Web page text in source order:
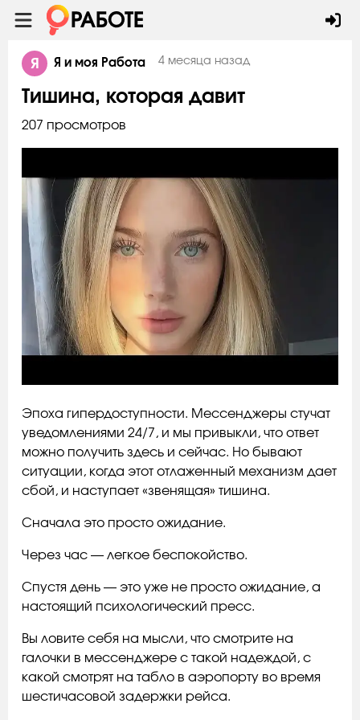
Я Я и моя Работа 4 месяца назад
Тишина, которая давит
207 просмотров
Эпоха гипердоступности. Мессенджеры стучат
уведомлениями 24/7, и мы привыкли, что ответ
можно получить здесь и сейчас. Но бывают
ситуации, когда этот отлаженный механизм дает
сбой, и наступает «звенящая» тишина.
Сначала это просто ожидание.
Через час — легкое беспокойство.
Спустя день — это уже не просто ожидание, а
настоящий психологический пресс.
Вы ловите себя на мысли, что смотрите на
галочки в мессенджере с такой надеждой, с
какой смотрят на табло в аэропорту во время
шестичасовой задержки рейса.